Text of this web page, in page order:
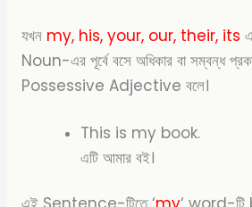
যখন my, his, your, our, their, its
Noun-এর পূর্বে বসে অধিকার বা সম্বন্ধ
Possessive Adjective বলে।
This is my book.
এটি আমার বই।